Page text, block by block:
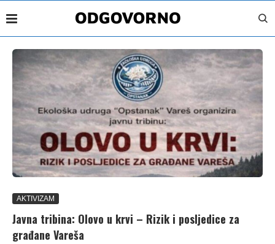
AKTIVIZAM
Javna tribina: Olovo u krvi – Rizik i posljedice za
građane Vareša